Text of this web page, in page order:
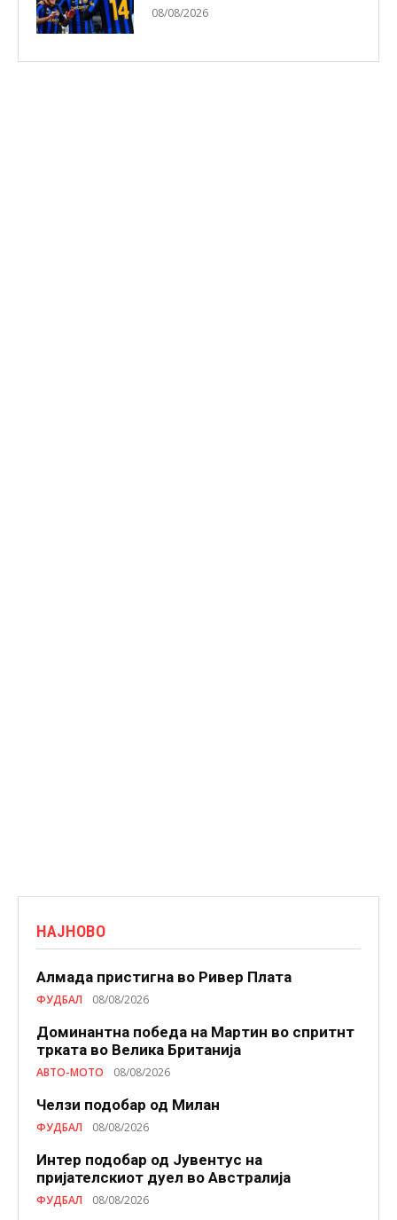
08/08/2026
НАЈНОВО
Алмада пристигна во Ривер Плата
ФУДБАЛ 08/08/2026
Доминантна победа на Мартин во спритнт
трката во Велика Британија
АВТО-МОТО 08/08/2026
Челзи подобaр од Милан
ФУДБАЛ 08/08/2026
Интер подобар од Јувентус на
пријателскиот дуел во Австралија
ФУДБАЛ 08/08/2026